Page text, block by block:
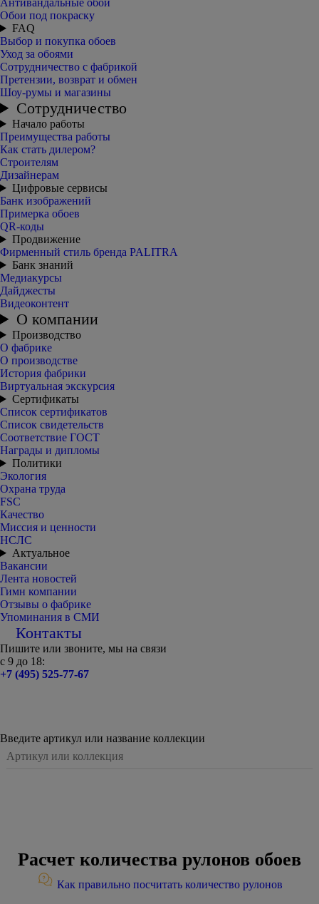
Антивандальные обои
Обои под покраску
FAQ
Выбор и покупка обоев
Уход за обоями
Сотрудничество с фабрикой
Претензии, возврат и обмен
Шоу-румы и магазины
Сотрудничество
Начало работы
Преимущества работы
Как стать дилером?
Строителям
Дизайнерам
Цифровые сервисы
Банк изображений
Примерка обоев
QR-коды
Продвижение
Фирменный стиль бренда PALITRA
Банк знаний
Медиакурсы
Дайджесты
Видеоконтент
О компании
Производство
О фабрике
О производстве
История фабрики
Виртуальная экскурсия
Сертификаты
Список сертификатов
Список свидетельств
Соответствие ГОСТ
Награды и дипломы
Политики
Экология
Охрана труда
FSC
Качество
Миссия и ценности
НСЛС
Актуальное
Вакансии
Лента новостей
Гимн компании
Отзывы о фабрике
Упоминания в СМИ
Контакты
Пишите или звоните, мы на связи
с 9 до 18:
+7 (495) 525-77-67
Введите артикул или название коллекции
Расчет количества рулонов обоев
Как правильно посчитать количество рулонов